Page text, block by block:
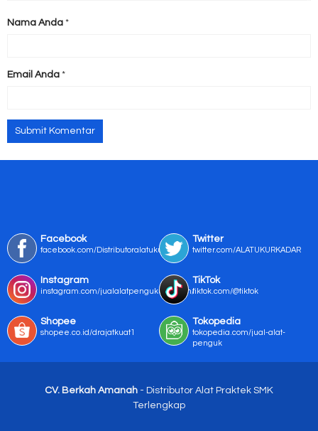
Nama Anda *
Email Anda *
Facebook
facebook.com/Distributoralatukur
Twitter
twitter.com/ALATUKURKADAR
Instagram
instagram.com/jualalatpengukurmurah/
TikTok
tiktok.com/@tiktok
Shopee
shopee.co.id/drajatkuat1
Tokopedia
tokopedia.com/jual-alat-
penguk
CV. Berkah Amanah - Distributor Alat Praktek SMK
Terlengkap